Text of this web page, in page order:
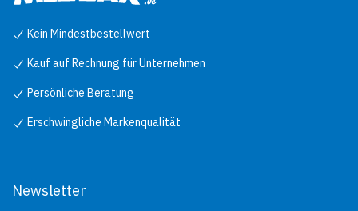
Kein Mindestbestellwert
Kauf auf Rechnung für Unternehmen
Persönliche Beratung
Erschwingliche Markenqualität
Newsletter